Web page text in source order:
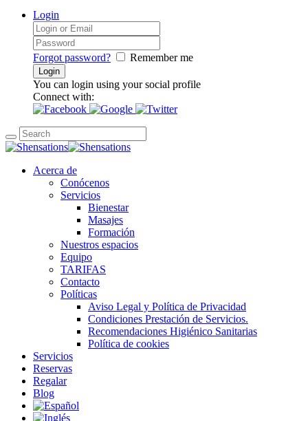
Login
Forgot password? Remember me
You can login using your social profile
Connect with:
Acerca de
Conócenos
Servicios
Bienestar
Masajes
Formación
Nuestros espacios
Equipo
TARIFAS
Contacto
Políticas
Aviso Legal y Política de Privacidad
Condiciones Prestación de Servicios.
Recomendaciones Higiénico Sanitarias
Política de cookies
Servicios
Reservas
Regalar
Blog